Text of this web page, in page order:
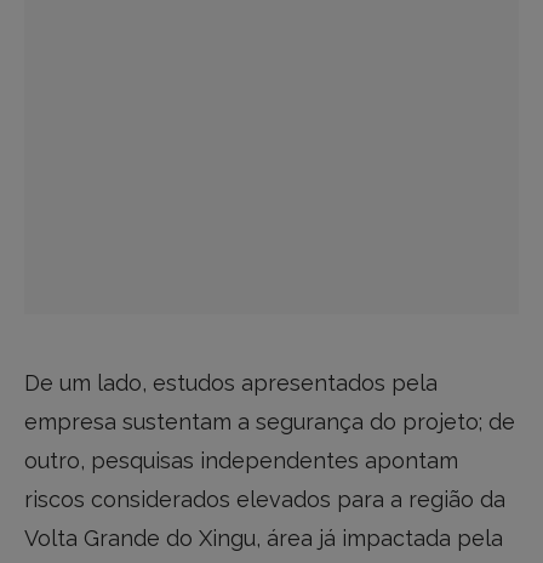
De um lado, estudos apresentados pela
empresa sustentam a segurança do projeto; de
outro, pesquisas independentes apontam
riscos considerados elevados para a região da
Volta Grande do Xingu, área já impactada pela